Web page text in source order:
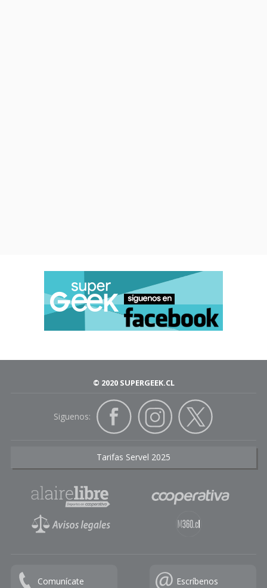
© 2020 SUPERGEEK.CL
Siguenos:
Tarifas Servel 2025
Comunícate Escríbenos